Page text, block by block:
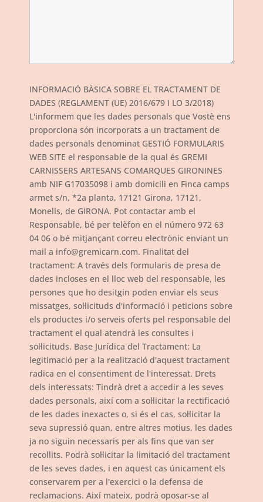
INFORMACIÓ BÀSICA SOBRE EL TRACTAMENT DE
DADES (REGLAMENT (UE) 2016/679 I LO 3/2018)
L'informem que les dades personals que Vostè ens
proporciona són incorporats a un tractament de
dades personals denominat GESTIÓ FORMULARIS
WEB SITE el responsable de la qual és GREMI
CARNISSERS ARTESANS COMARQUES GIRONINES
amb NIF G17035098 i amb domicili en Finca camps
armet s/n, *2a planta, 17121 Girona, 17121,
Monells, de GIRONA. Pot contactar amb el
Responsable, bé per telèfon en el número 972 63
04 06 o bé mitjançant correu electrònic enviant un
mail a info@gremicarn.com. Finalitat del
tractament: A través dels formularis de presa de
dades incloses en el lloc web del responsable, les
persones que ho desitgin poden enviar els seus
missatges, sol·licituds d'informació i peticions sobre
els productes i/o serveis oferts pel responsable del
tractament el qual atendrà les consultes i
sol·licituds. Base Jurídica del Tractament: La
legitimació per a la realització d'aquest tractament
radica en el consentiment de l'interessat. Drets
dels interessats: Tindrà dret a accedir a les seves
dades personals, així com a sol·licitar la rectificació
de les dades inexactes o, si és el cas, sol·licitar la
seva supressió quan, entre altres motius, les dades
ja no siguin necessaris per als fins que van ser
recollits. Podrà sol·licitar la limitació del tractament
de les seves dades, i en aquest cas únicament els
conservarem per a l'exercici o la defensa de
reclamacions. Així mateix, podrà oposar-se al